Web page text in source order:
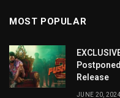
MOST POPULAR
Release
JUNE 20, 2024